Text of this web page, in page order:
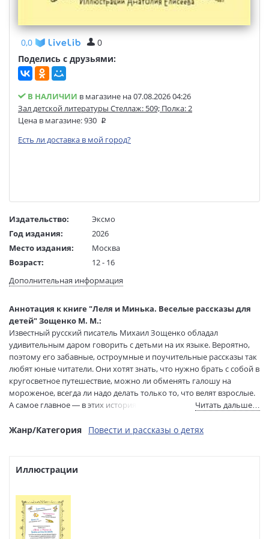
0,0
0
Поделись с друзьями:
В НАЛИЧИИ в магазине на 07.08.2026 04:26
Зал детской литературы Стеллаж: 509; Полка: 2
Цена в магазине:930
Есть ли доставка в мой город?
Издательство:
Эксмо
Год издания:
2026
Место издания:
Москва
Возраст:
12 - 16
Язык текста:
русский
Тип обложки:
Иллюстраторы:
Елисеев Анатолий Михайлович
Формат:
70х90 1/16
Размеры в мм
(ДхШхВ):
215x165x14
Вес:
350 гр.
Страниц:
136
5000 экз.
Код товара:
1242835
В продаже с:
Дополнительная информация
Аннотация к книге "Леля и Минька. Веселые рассказы для
детей" Зощенко М. М.:
Известный русский писатель Михаил Зощенко обладал
удивительным даром говорить с детьми на их языке. Вероятно,
поэтому его забавные, остроумные и поучительные рассказы так
любят юные читатели. Они хотят знать, что нужно брать с собой в
кругосветное путешествие, можно ли обменять галошу на
мороженое, всегда ли надо делать только то, что велят взрослые.
А самое главное — в этих историях дети умеют принимать
поросёнок проявляют удивительную сообразительность и
заставляют читателей повнимательнее присмотреться к своим
43 рассказа, вошедшие в эту книгу, проиллюстрированы
чудесным мастером, народным художником России Анатолием
Читать дальше…
Жанр/Категория Повести и рассказы о детях
Иллюстрации